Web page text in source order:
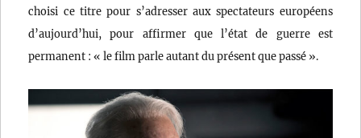
choisi ce titre pour s’adresser aux spectateurs européens
d’aujourd’hui, pour affirmer que l’état de guerre est
permanent : « le film parle autant du présent que passé ».